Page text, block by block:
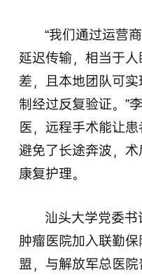
“我们通过运营
延迟传输，相当于
差，且本地团队可
制经过反复验证。”
医，远程手术能让
避免了长途奔波，
康复护理。
汕头大学党委
肿瘤医院加入联勤
盟，与解放军总医